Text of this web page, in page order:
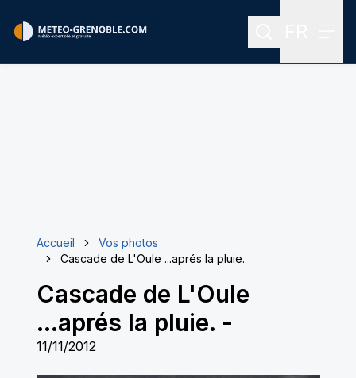
Rechercher
Accueil
Vos photos
Cascade de L'Oule ...aprés la pluie.
Cascade de L'Oule
...aprés la pluie. -
11/11/2012